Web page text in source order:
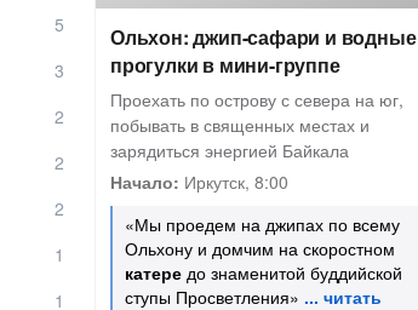
Ольхон: джип-сафари и водные
прогулки в мини-группе
Проехать по острову с севера на юг,
побывать в священных местах и
зарядиться энергией Байкала
Начало: Иркутск, 8:00
«Мы проедем на джипах по всему
Ольхону и домчим на скоростном
катере до знаменитой буддийской
ступы Просветления»